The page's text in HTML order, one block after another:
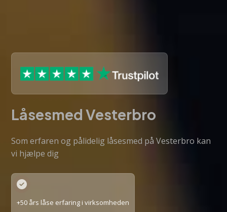
Låsesmed Vesterbro
Som erfaren og pålidelig låsesmed på Vesterbro kan
vi hjælpe dig
+50 års låse erfaring i virksomheden